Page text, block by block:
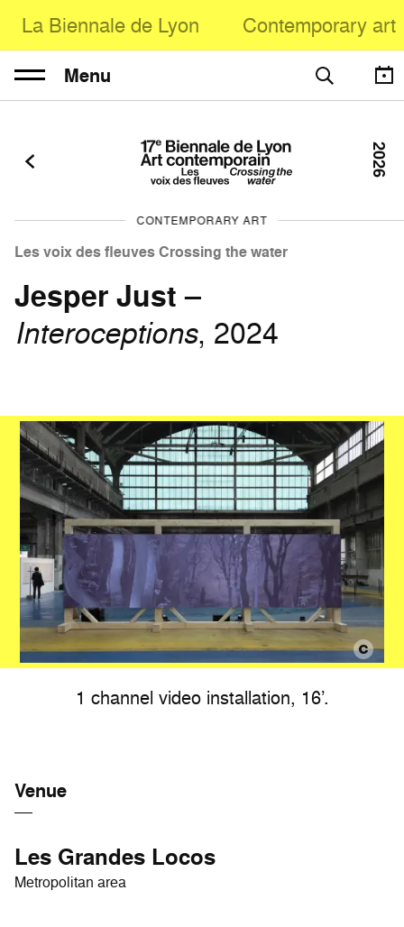
La Biennale de Lyon Contemporary art
Menu
CONTEMPORARY ART
Les voix des fleuves Crossing the water
Jesper Just –
Interoceptions, 2024
2026
1 channel video installation, 16’.
Venue
Les Grandes Locos
Metropolitan area